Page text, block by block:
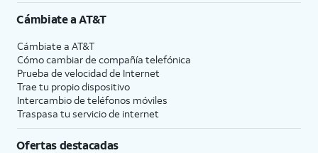
Cámbiate aAT&T
Cámbiate a AT&T
Cómo cambiar de compañía telefónica
Prueba de velocidad de Internet
Trae tu propio dispositivo
Intercambio de teléfonos móviles
Traspasa tu servicio de internet
Ofertas destacadas